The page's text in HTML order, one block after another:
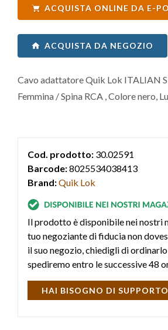
ACQUISTA ONLINE DA E-
ACQUISTA DA NEGOZIO
Cavo adattatore Quik Lok ITALIAN
Femmina / Spina RCA , Colore nero,
Cod. prodotto: 30.02591
Barcode:8025534038413
Brand:Quik Lok
Il prodotto è disponibile nei nostri
tuo negoziante di fiducia non
il suo negozio, chiedigli di
spediremo entro le successive 48
HAI BISOGNO DI